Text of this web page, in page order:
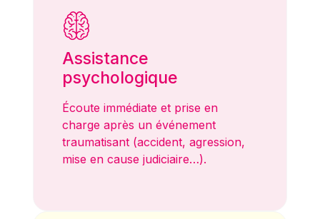
Assistance
psychologique
Écoute immédiate et prise en
charge après un événement
traumatisant (accident, agression,
mise en cause judiciaire…).